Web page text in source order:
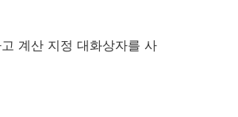
계산 지정 대화상자를 사